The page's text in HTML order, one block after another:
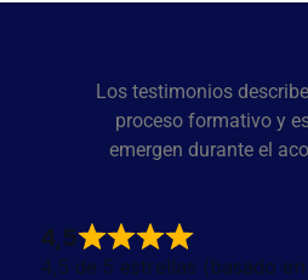
Los testimonios
proceso formativo y
emergen durante el
4,5
4,5 de 5 estrellas (basado